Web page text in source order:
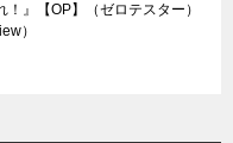
！』【OP】（ゼロテスター）
）